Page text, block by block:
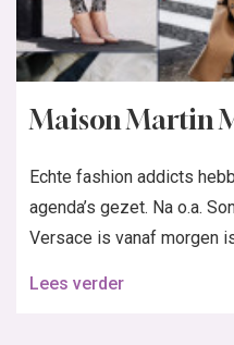
Maison Martin
Echte fashion addicts
agenda’s gezet. Na o.a.
Versace is vanaf morgen
Lees verder